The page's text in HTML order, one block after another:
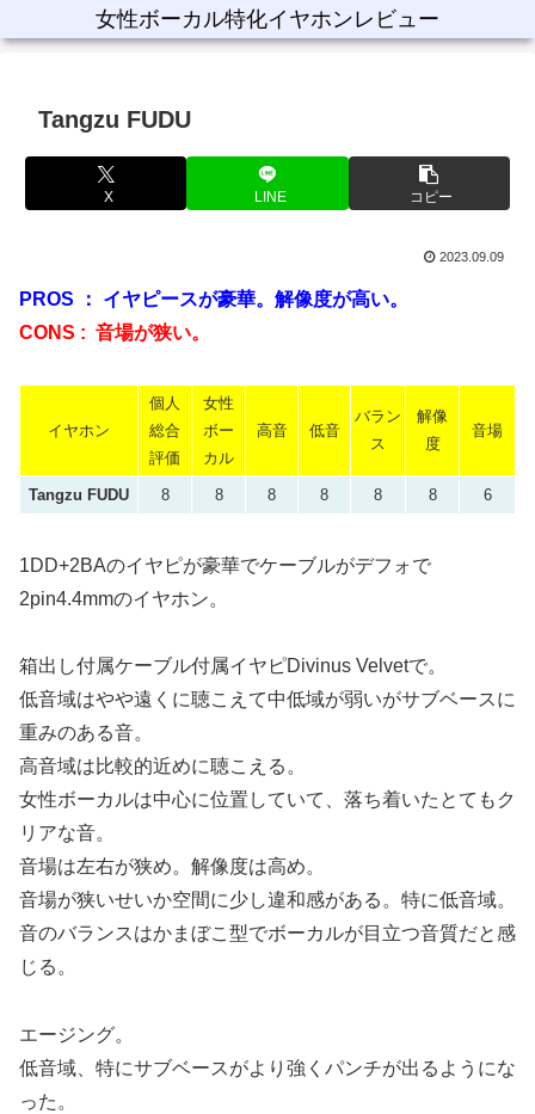
女性ボーカル特化イヤホンレビュー
Tangzu FUDU
X LINE コピー
2023.09.09
PROS ： イヤピースが豪華。解像度が高い。
CONS : 音場が狭い。
イヤホン
個人
総合
評価
女性
ボー
カル
高音 低音
バラン
ス
解像
度
音場
Tangzu FUDU 8 8 8 8 8 8 6
1DD+2BAのイヤピが豪華でケーブルがデフォで
2pin4.4mmのイヤホン。
箱出し付属ケーブル付属イヤピDivinus Velvetで。
低音域はやや遠くに聴こえて中低域が弱いがサブベースに
重みのある音。
高音域は比較的近めに聴こえる。
女性ボーカルは中心に位置していて、落ち着いたとてもク
リアな音。
音場は左右が狭め。解像度は高め。
音場が狭いせいか空間に少し違和感がある。特に低音域。
音のバランスはかまぼこ型でボーカルが目立つ音質だと感
じる。
エージング。
低音域、特にサブベースがより強くパンチが出るようにな
った。